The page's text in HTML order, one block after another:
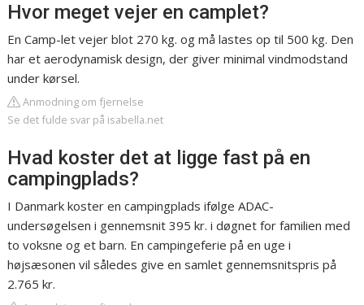
Hvor meget vejer en camplet?
En Camp-let vejer blot 270 kg. og må lastes op til 500 kg. Den
har et aerodynamisk design, der giver minimal vindmodstand
under kørsel.
Anmodning om fjernelse
Se det fulde svar på isabella.net
Hvad koster det at ligge fast på en
campingplads?
I Danmark koster en campingplads ifølge ADAC-
undersøgelsen i gennemsnit 395 kr. i døgnet for familien med
to voksne og et barn. En campingeferie på en uge i
højsæsonen vil således give en samlet gennemsnitspris på
2.765 kr.